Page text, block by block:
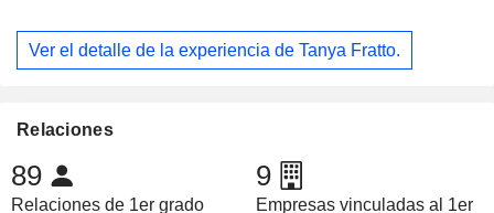
Ver el detalle de la experiencia de Tanya Fratto.
Relaciones
89
Relaciones de 1er grado
9
Empresas vinculadas al 1er